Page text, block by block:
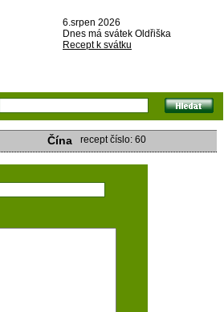
6.srpen 2026
Dnes má svátek Oldřiška
Recept k svátku
Čína recept číslo: 60